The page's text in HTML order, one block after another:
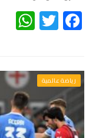
Facebook
رياضة عالمية